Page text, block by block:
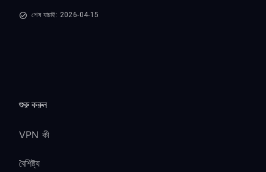
শেষ যাচাই: 2026-04-15
শুরু করুন
VPN কী
বৈশিষ্ট্য